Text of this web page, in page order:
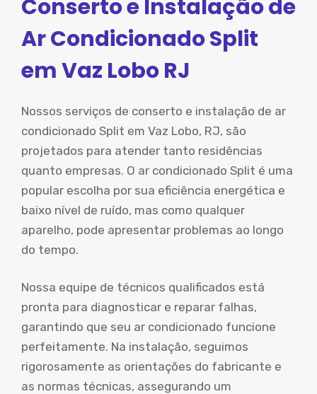
Conserto e Instalação de
Ar Condicionado Split
em Vaz Lobo RJ
Nossos serviços de conserto e instalação de ar
condicionado Split em Vaz Lobo, RJ, são
projetados para atender tanto residências
quanto empresas. O ar condicionado Split é uma
popular escolha por sua eficiência energética e
baixo nível de ruído, mas como qualquer
aparelho, pode apresentar problemas ao longo
do tempo.
Nossa equipe de técnicos qualificados está
pronta para diagnosticar e reparar falhas,
garantindo que seu ar condicionado funcione
perfeitamente. Na instalação, seguimos
rigorosamente as orientações do fabricante e
as normas técnicas, assegurando um